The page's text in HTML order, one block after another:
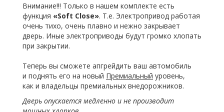
Внимание!!! Только в нашем комплекте есть
функция «Soft Close». Т.е. Электропривод работая
очень тихо, очень плавно и нежно закрывает
дверь. Иные электроприводы будут громко хлопать
при закрытии.
Теперь вы сможете апгрейдить ваш автомобиль
и поднять его на новый Премиальный уровень,
как и владельцы премиальных внедорожников.
Дверь опускается медленно и не производит